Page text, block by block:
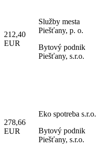
212,40
EUR
Služby mesta
Piešťany, p. o.
Bytový podnik
Piešťany, s.r.o.
278,66
EUR
Eko spotreba s.r.o.
Bytový podnik
Piešťany, s.r.o.